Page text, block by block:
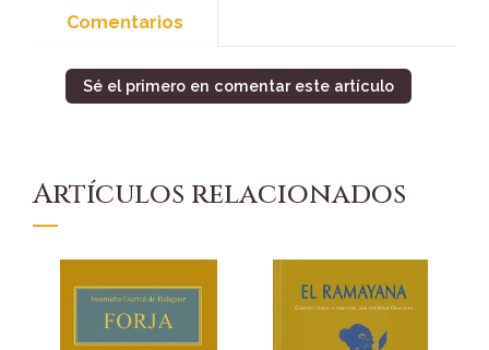
Comentarios
Sé el primero en comentar este artículo
Artículos relacionados